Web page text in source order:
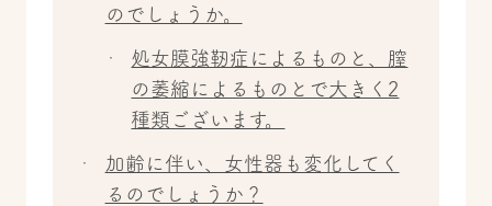
のでしょうか。
処女膜強靭症によるものと、膣
の萎縮によるものとで大きく2
種類ございます。
加齢に伴い、女性器も変化してく
るのでしょうか？